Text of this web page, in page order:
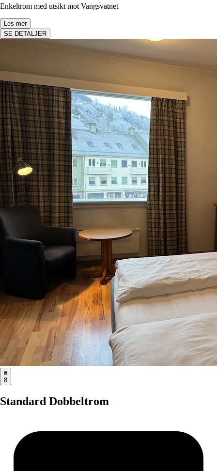
Enkeltrom med utsikt mot Vangsvatnet
Les mer
SE DETALJER
8
Standard Dobbeltrom